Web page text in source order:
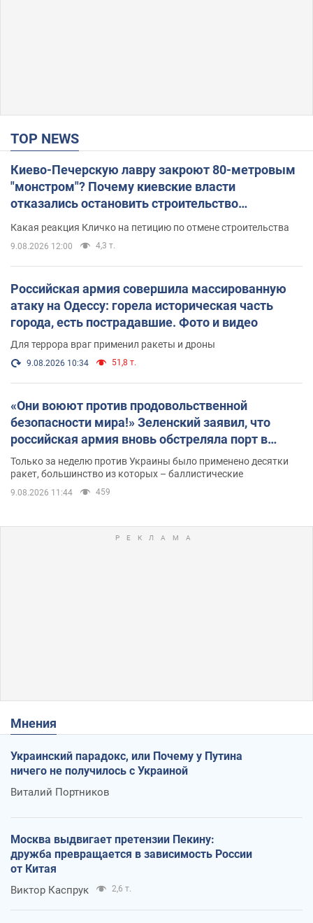
TOP NEWS
Киево-Печерскую лавру закроют 80-метровым
"монстром"? Почему киевские власти
отказались остановить строительство
Какая реакция Кличко на петицию по отмене строительства
9.08.2026 12:00 4,3 т.
Российская армия совершила массированную
атаку на Одессу: горела историческая часть
города, есть пострадавшие. Фото и видео
Для террора враг применил ракеты и дроны
9.08.2026 10:34 51,8 т.
«Они воюют против продовольственной
безопасности мира!» Зеленский заявил, что
российская армия вновь обстреляла порт в
Одессе
Только за неделю против Украины было применено десятки
ракет, большинство из которых – баллистические
9.08.2026 11:44 459
Мнения
Украинский парадокс, или Почему у Путина
ничего не получилось с Украиной
Виталий Портников
Москва выдвигает претензии Пекину:
дружба превращается в зависимость России
от Китая
Виктор Каспрук 2,6 т.